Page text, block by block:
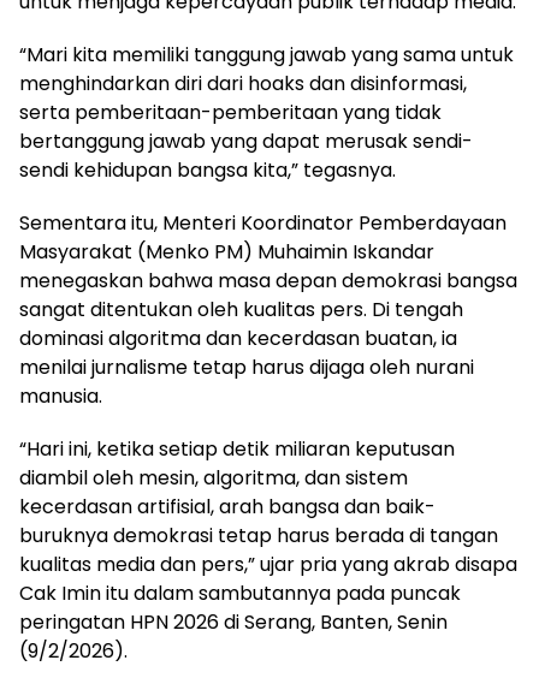
“Mari kita memiliki tanggung jawab yang sama untuk
menghindarkan diri dari hoaks dan disinformasi,
serta pemberitaan-pemberitaan yang tidak
bertanggung jawab yang dapat merusak sendi-
sendi kehidupan bangsa kita,” tegasnya.
Sementara itu, Menteri Koordinator Pemberdayaan
Masyarakat (Menko PM) Muhaimin Iskandar
menegaskan bahwa masa depan demokrasi bangsa
sangat ditentukan oleh kualitas pers. Di tengah
dominasi algoritma dan kecerdasan buatan, ia
menilai jurnalisme tetap harus dijaga oleh nurani
manusia.
“Hari ini, ketika setiap detik miliaran keputusan
diambil oleh mesin, algoritma, dan sistem
kecerdasan artifisial, arah bangsa dan baik-
buruknya demokrasi tetap harus berada di tangan
kualitas media dan pers,” ujar pria yang akrab disapa
Cak Imin itu dalam sambutannya pada puncak
peringatan HPN 2026 di Serang, Banten, Senin
(9/2/2026).